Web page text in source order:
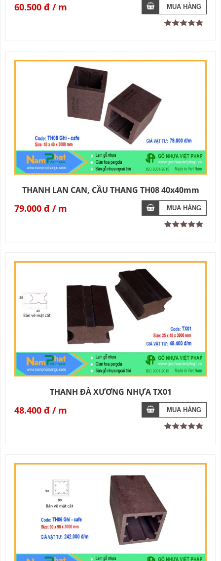
60.500 đ
THANH LAN CAN, CẦU THANG TH08 40x40mm
79.000 đ
THANH ĐÀ XƯƠNG NHỰA TX01
48.400 đ